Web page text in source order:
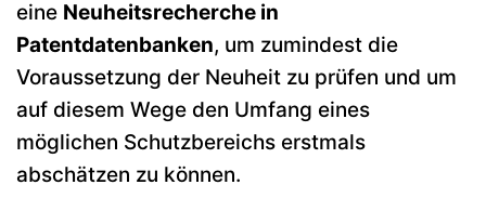
eine Neuheitsrecherche in
Patentdatenbanken, um zumindest die
Voraussetzung der Neuheit zu prüfen und um
auf diesem Wege den Umfang eines
möglichen Schutzbereichs erstmals
abschätzen zu können.